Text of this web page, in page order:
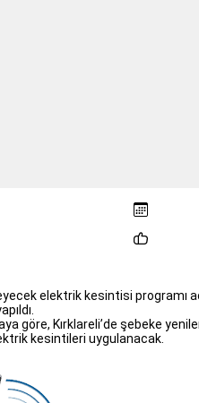
elektrik kesintisi programı
göre, Kırklareli’de şebeke
kesintileri uygulanacak.